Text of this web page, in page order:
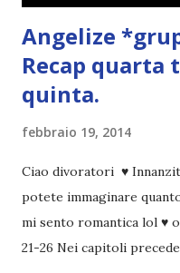
Angelize
Recap quarta
quinta.
febbraio 19, 2014
Ciao divoratori ♥
potete immaginare
mi sento romantica lol ♥
21-26 Nei capitoli